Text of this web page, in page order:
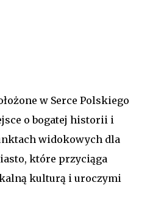
w Serce Polskiego
o bogatej historii i
widokowych dla
które przyciąga
kulturą i uroczymi